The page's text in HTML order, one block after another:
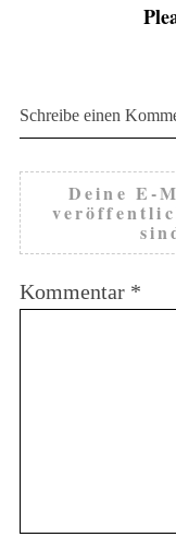
Schreibe einen
Deine E-
Kommentar *